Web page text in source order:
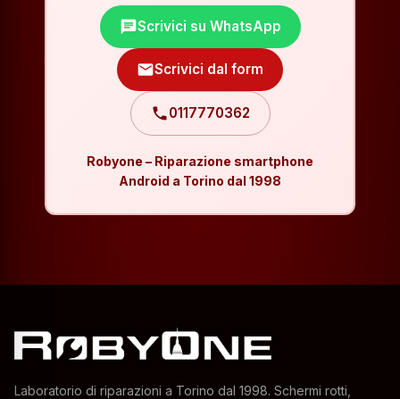
chatScrivici su WhatsApp
mailScrivici dal form
phone0117770362
Robyone – Riparazione smartphone
Android a Torino dal 1998
Laboratorio di riparazioni a Torino dal 1998. Schermi rotti,